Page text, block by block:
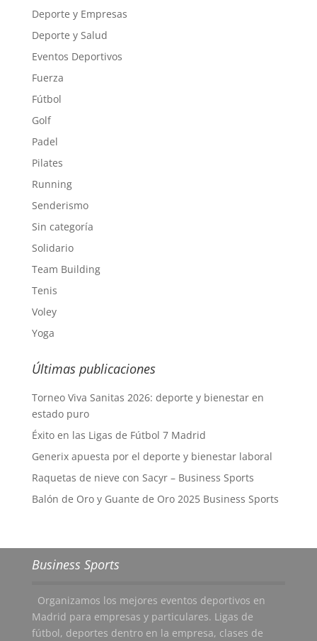
Deporte y Empresas
Deporte y Salud
Eventos Deportivos
Fuerza
Fútbol
Golf
Padel
Pilates
Running
Senderismo
Sin categoría
Solidario
Team Building
Tenis
Voley
Yoga
Últimas publicaciones
Torneo Viva Sanitas 2026: deporte y bienestar en
estado puro
Éxito en las Ligas de Fútbol 7 Madrid
Generix apuesta por el deporte y bienestar laboral
Raquetas de nieve con Sacyr – Business Sports
Balón de Oro y Guante de Oro 2025 Business Sports
Business Sports
Organizamos los mejores eventos deportivos en
Madrid para empresas y particulares. Ligas de
fútbol, deportes dentro en la empresa, clases de